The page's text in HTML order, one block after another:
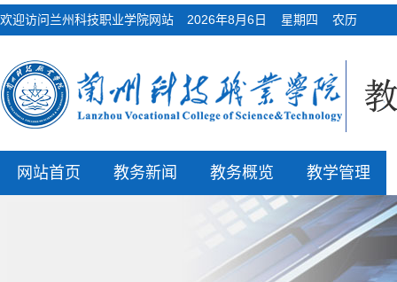
欢迎访问兰州科技职业学院网站 2026年8月6日 星期四 农历
网站首页 教务新闻 教务概览 教学管理